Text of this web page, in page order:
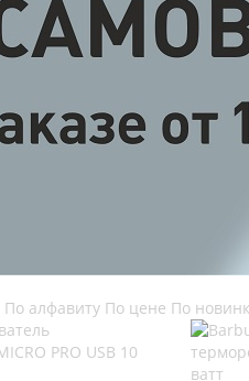
По алфавиту По цене По